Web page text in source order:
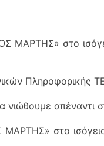
στο
Πληροφορικής
νιώθουμε απέναντι
στο